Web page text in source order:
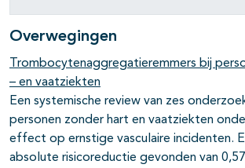
Overwegingen
Trombocytenaggregatieremmers bij
– en vaatziekten
Een systemische review van zes
personen zonder hart en vaatziekten
effect op ernstige vasculaire incidenten.
absolute risicoreductie gevonden van